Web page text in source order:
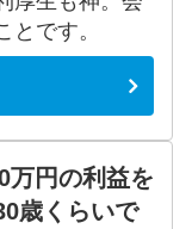
です。
万円の利益を
歳くらいで